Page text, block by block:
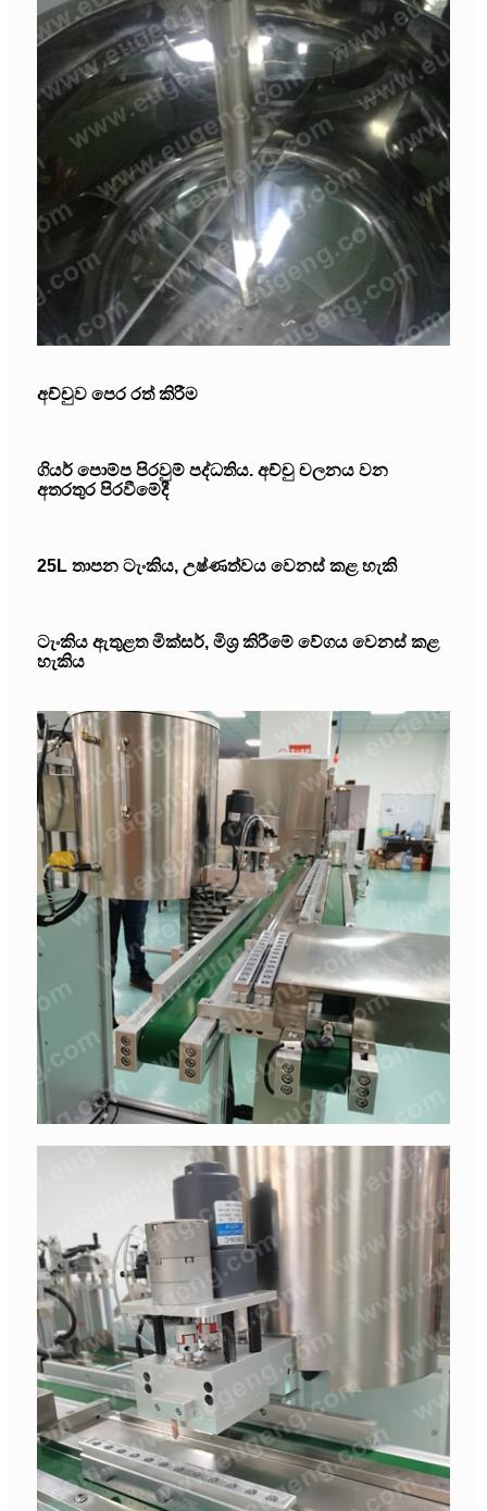
අච්චුව පෙර රත් කිරීම
ගියර් පොම්ප පිරවුම් පද්ධතිය. අච්චු චලනය වන
අතරතුර පිරවීමේදී
25L තාපන ටැංකිය, උෂ්ණත්වය වෙනස් කළ හැකි
ටැංකිය ඇතුළත මික්සර්, මිශ්‍ර කිරීමේ වේගය වෙනස් කළ
හැකිය